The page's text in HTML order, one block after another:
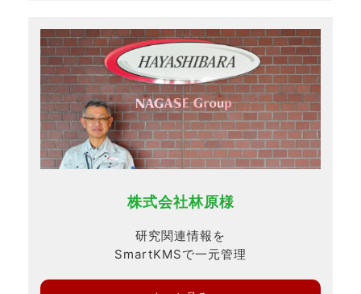
株式会社林原様
研究関連情報を
SmartKMSで一元管理